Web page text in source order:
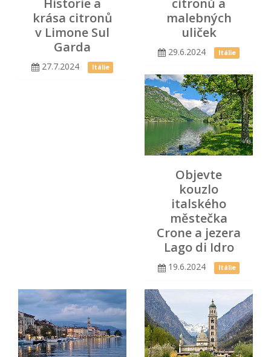
Historie a
krása citronů
v Limone Sul
Garda
27.7.2024 Itálie
citronů a
malebných
uliček
29.6.2024 Itálie
Objevte
kouzlo
italského
městečka
Crone a jezera
Lago di Idro
19.6.2024 Itálie